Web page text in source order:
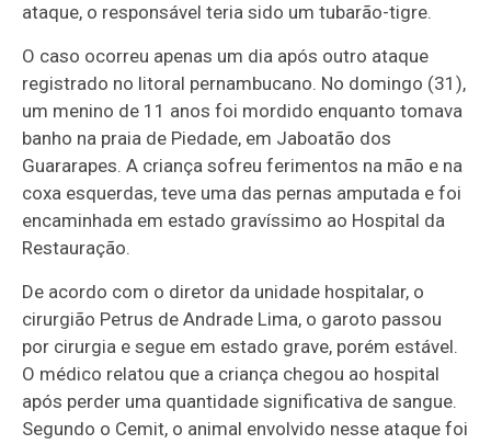
ataque, o responsável teria sido um tubarão-tigre.
O caso ocorreu apenas um dia após outro ataque
registrado no litoral pernambucano. No domingo (31),
um menino de 11 anos foi mordido enquanto tomava
banho na praia de Piedade, em Jaboatão dos
Guararapes. A criança sofreu ferimentos na mão e na
coxa esquerdas, teve uma das pernas amputada e foi
encaminhada em estado gravíssimo ao Hospital da
Restauração.
De acordo com o diretor da unidade hospitalar, o
cirurgião Petrus de Andrade Lima, o garoto passou
por cirurgia e segue em estado grave, porém estável.
O médico relatou que a criança chegou ao hospital
após perder uma quantidade significativa de sangue.
Segundo o Cemit, o animal envolvido nesse ataque foi